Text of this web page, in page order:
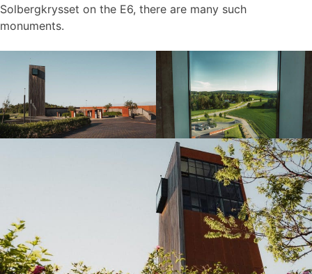
Solbergkrysset on the E6, there are many such
monuments.